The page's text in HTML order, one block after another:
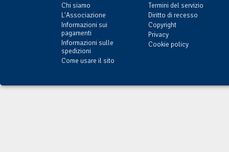
Chi siamo
L'Associazione
Informazioni sui
pagamenti
Informazioni sulle
spedizioni
Come usare il sito
Termini del servizio
Diritto di recesso
Copyright
Privacy
Cookie policy